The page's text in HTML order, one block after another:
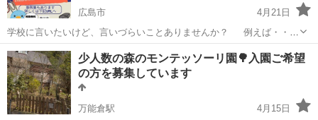
広島市
4月21日
学校に言いたいけど、言いづらいことありませんか？ 例えば・・・
『評定に納得がいかないけど、言い出せない』 『担任の先生の言
葉が乱暴で、毎日が苦痛』 『子ども同士のケンカで、相手の親が担任
を味方につけ...
広島 広島市 その他
少人数の森のモンテッソーリ園🌳入園ご希望
の方を募集しています
万能倉駅
4月15日